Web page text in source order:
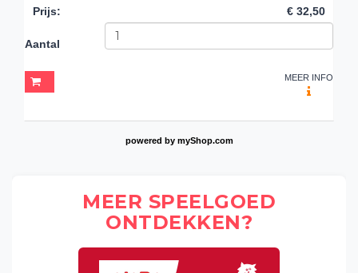
Prijs: € 32,50
Aantal
MEER INFO
powered by myShop.com
MEER SPEELGOED
ONTDEKKEN?